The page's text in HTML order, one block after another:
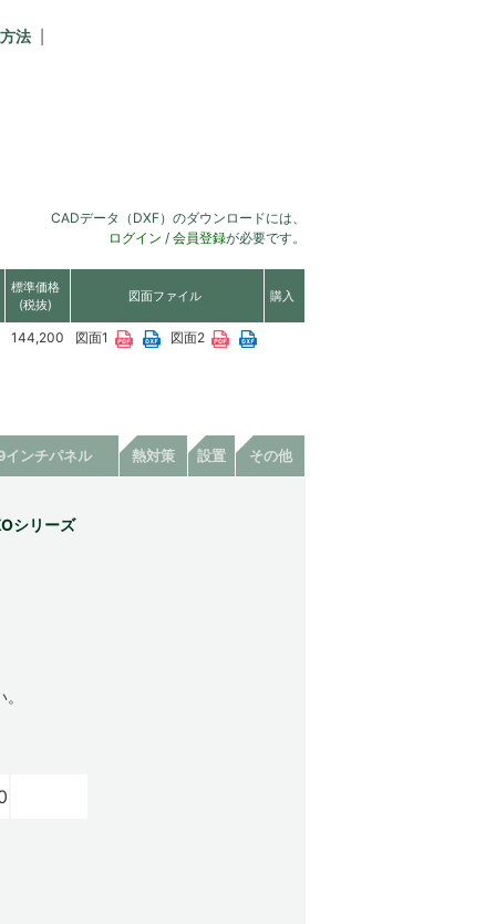
法
CADデータ（DXF）のダウンロードには、
ログイン / 会員登録が必要です。
標準価格
(税抜)
図面ファイル 購入
144,200 図面1 図面2
インチパネル 熱対策 設置 その他
シリーズ